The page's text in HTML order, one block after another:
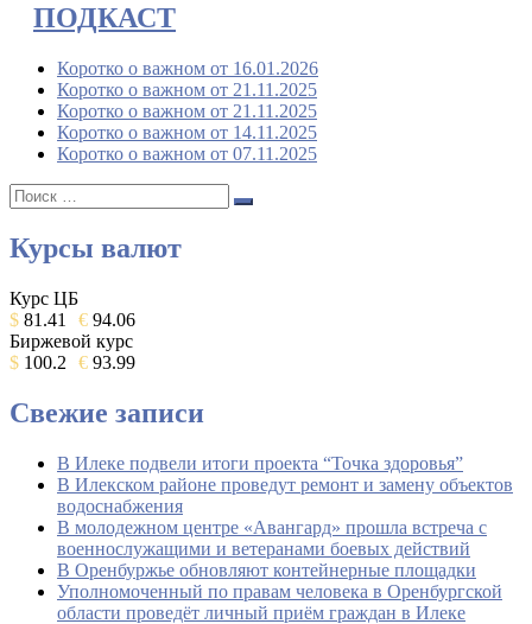
ПОДКАСТ
Коротко о важном от 16.01.2026
Коротко о важном от 21.11.2025
Коротко о важном от 21.11.2025
Коротко о важном от 14.11.2025
Коротко о важном от 07.11.2025
Поиск:
Поиск
Курсы валют
Курс ЦБ
$ 81.41 € 94.06
Биржевой курс
$ 100.2 € 93.99
Свежие записи
В Илеке подвели итоги проекта “Точка здоровья”
В Илекском районе проведут ремонт и замену объектов
водоснабжения
В молодежном центре «Авангард» прошла встреча с
военнослужащими и ветеранами боевых действий
В Оренбуржье обновляют контейнерные площадки
Уполномоченный по правам человека в Оренбургской
области проведёт личный приём граждан в Илеке